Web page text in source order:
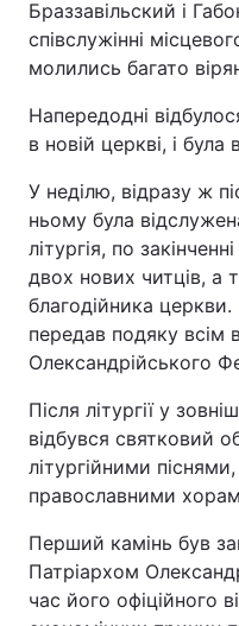
Браззавільский і
співслужінні
молились багато
Напередодні
в новій церкві, і була
У неділю, відразу ж
ньому була
літургія, по
двох нових читців, а
благодійника
передав подяку всім
Олександрійського
Після літургії у
відбувся святковий
літургійними
православними
Перший камінь був
Патріархом
час його офіційного